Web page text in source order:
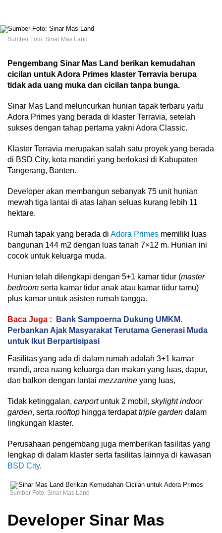
Sumber Foto: Sinar Mas Land
Pengembang Sinar Mas Land berikan kemudahan
cicilan untuk Adora Primes klaster Terravia berupa
tidak ada uang muka dan cicilan tanpa bunga.
Sinar Mas Land meluncurkan hunian tapak terbaru yaitu
Adora Primes yang berada di klaster Terravia, setelah
sukses dengan tahap pertama yakni Adora Classic.
Klaster Terravia merupakan salah satu proyek yang berada
di BSD City, kota mandiri yang berlokasi di Kabupaten
Tangerang, Banten.
Developer akan membangun sebanyak 75 unit hunian
mewah tiga lantai di atas lahan seluas kurang lebih 11
hektare.
Rumah tapak yang berada di Adora Primes memiliki luas
bangunan 144 m2 dengan luas tanah 7×12 m. Hunian ini
cocok untuk keluarga muda.
Hunian telah dilengkapi dengan 5+1 kamar tidur (master
bedroom serta kamar tidur anak atau kamar tidur tamu)
plus kamar untuk asisten rumah tangga.
Baca Juga :
Bank Sampoerna Dukung UMKM.
Perbankan Ajak Masyarakat Terutama Generasi Muda
untuk Ikut Berpartisipasi
Fasilitas yang ada di dalam rumah adalah 3+1 kamar
mandi, area ruang keluarga dan makan yang luas, dapur,
dan balkon dengan lantai mezzanine yang luas,
Tidak ketinggalan, carportuntuk 2 mobil, skylight indoor
garden, serta rooftop hingga terdapattriple garden dalam
lingkungan klaster.
Perusahaan pengembang juga memberikan fasilitas yang
lengkap di dalam klaster serta fasilitas lainnya di kawasan
BSD City.
Sumber Foto: Sinar Mas Land
Developer Sinar Mas